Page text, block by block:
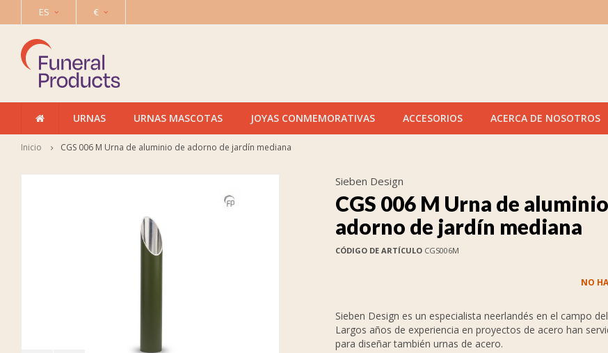
ES €
URNAS URNAS MASCOTAS JOYAS CONMEMORATIVAS ACCESORIOS ACERCA DE NOSOTROS
Inicio CGS 006 M Urna de aluminio de adorno de jardín mediana
Sieben Design
CGS 006 M Urna de
adorno de jardín mediana
CÓDIGO DE ARTÍCULOCGS006M
NO
Sieben Design es un especialista neerlandés en el campo
Largos años de experiencia en proyectos de acero han
para diseñar también urnas de acero.